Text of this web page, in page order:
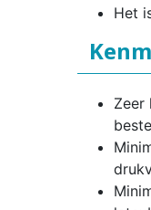
Het
Zeer